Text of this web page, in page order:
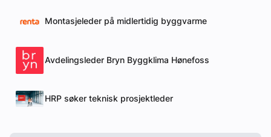
Montasjeleder på midlertidig byggvarme
Avdelingsleder Bryn Byggklima Hønefoss
HRP søker teknisk prosjektleder